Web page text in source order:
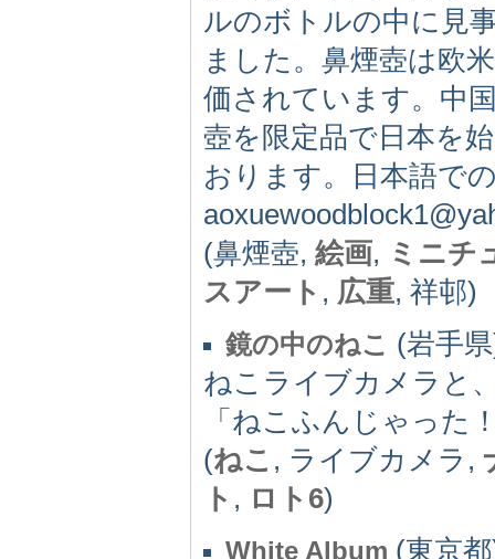
ルのボトルの中に見
ました。鼻煙壺は欧
価されています。中
壺を限定品で日本を
おります。日本語で
(鼻煙壺, 絵画, ミニチ
スアート , 広重, 祥邨)
鏡の中のねこ (岩手
ねこライブカメラと
「ねこふんじゃった
(ねこ , ライブカメラ,
ト , ロト6)
White Album (東京